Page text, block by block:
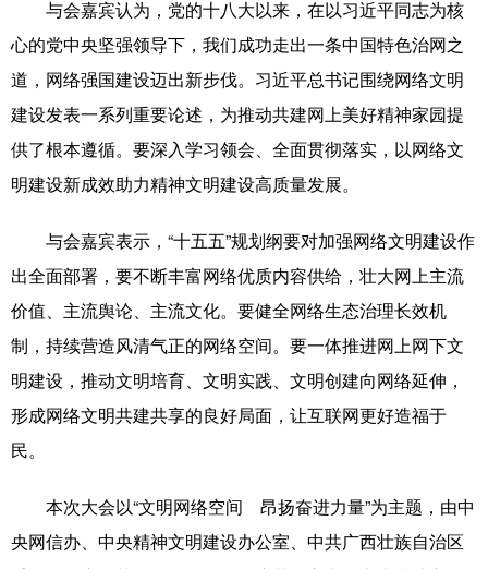
国际 财经 网评 港澳
台湾 思客智库 全球连线 教育
科技 科普 体育 文化
健康 军事 访谈 视频
食品 人居 信息化 乡村振兴
溯源中国 城市 旅游 能源
会展 彩票 娱乐 时尚
悦读 公益 书画 一带一路
地方频道
与会嘉宾认为，党的十八大以来，在以习近平同志为核
心的党中央坚强领导下，我们成功走出一条中国特色治网之
道，网络强国建设迈出新步伐。习近平总书记围绕网络文明
建设发表一系列重要论述，为推动共建网上美好精神家园提
供了根本遵循。要深入学习领会、全面贯彻落实，以网络文
明建设新成效助力精神文明建设高质量发展。
与会嘉宾表示，“十五五”规划纲要对加强网络文明建设作
出全面部署，要不断丰富网络优质内容供给，壮大网上主流
价值、主流舆论、主流文化。要健全网络生态治理长效机
制，持续营造风清气正的网络空间。要一体推进网上网下文
明建设，推动文明培育、文明实践、文明创建向网络延伸，
形成网络文明共建共享的良好局面，让互联网更好造福于
民。
本次大会以“文明网络空间 昂扬奋进力量”为主题，由中
央网信办、中央精神文明建设办公室、中共广西壮族自治区